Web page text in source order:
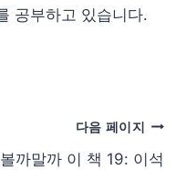
공부하고 있습니다.
다음 페이지
볼까말까 이 책 19: 이석